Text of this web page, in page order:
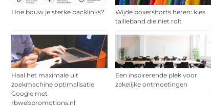
Hoe bouw je sterke backlinks?
Wijde boxershorts heren: kies
tailleband die niet rolt
Haal het maximale uit
zoekmachine optimalisatie
Google met
rbwebpromotions.nl
Een inspirerende plek voor
zakelijke ontmoetingen